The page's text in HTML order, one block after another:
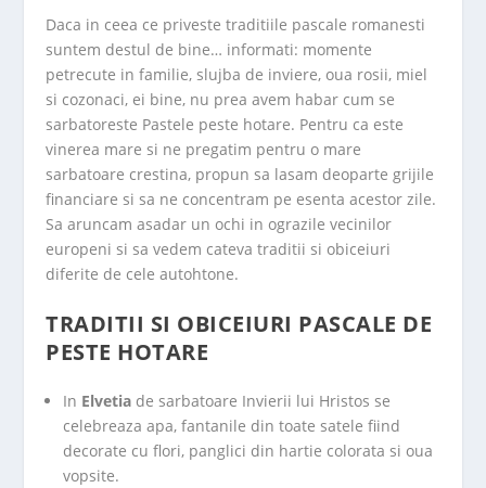
Daca in ceea ce priveste traditiile pascale romanesti
suntem destul de bine… informati: momente
petrecute in familie, slujba de inviere, oua rosii, miel
si cozonaci, ei bine, nu prea avem habar cum se
sarbatoreste Pastele peste hotare. Pentru ca este
vinerea mare si ne pregatim pentru o mare
sarbatoare crestina, propun sa lasam deoparte grijile
financiare si sa ne concentram pe esenta acestor zile.
Sa aruncam asadar un ochi in ograzile vecinilor
europeni si sa vedem cateva traditii si obiceiuri
diferite de cele autohtone.
TRADITII SI OBICEIURI PASCALE DE
PESTE HOTARE
In Elvetia de sarbatoare Invierii lui Hristos se
celebreaza apa, fantanile din toate satele fiind
decorate cu flori, panglici din hartie colorata si oua
vopsite.